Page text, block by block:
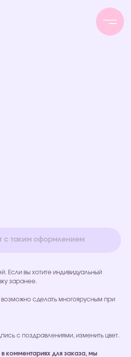
с таким оформлением
Если вы хотите индивидуальный
заранее.
сделать многоярусным при
с поздравлениями, изменить цвет.
комментариях для заказа, мы